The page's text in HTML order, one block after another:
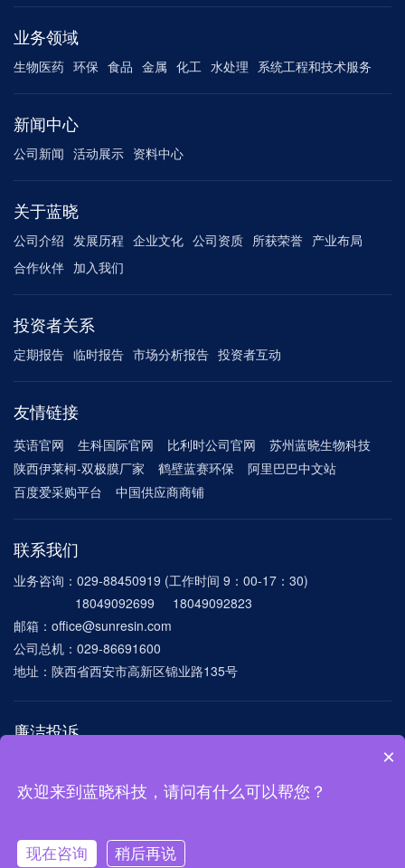
业务领域
生物医药 环保 食品 金属 化工 水处理 系统工程和技术服务
新闻中心
公司新闻 活动展示 资料中心
关于蓝晓
公司介绍 发展历程 企业文化 公司资质 所获荣誉 产业布局
合作伙伴 加入我们
投资者关系
定期报告 临时报告 市场分析报告 投资者互动
友情链接
英语官网 生科国际官网 比利时公司官网
苏州蓝晓生物科技
陕西伊莱柯-双极膜厂家
鹤壁蓝赛环保
阿里巴巴中文站
百度爱采购平台
中国供应商商铺
联系我们
业务咨询：029-88450919 (工作时间 9：00-17：30)
18049092699 18049092823
邮箱：office@sunresin.com
公司总机：029-86691600
地址：陕西省西安市高新区锦业路135号
廉洁投诉
邮箱： lxlianjie@sunresin.com mygang@sunresin.com
陕公网安备 61019002001017号
×
欢迎来到蓝晓科技，请问有什么可以帮您？
现在咨询
稍后再说